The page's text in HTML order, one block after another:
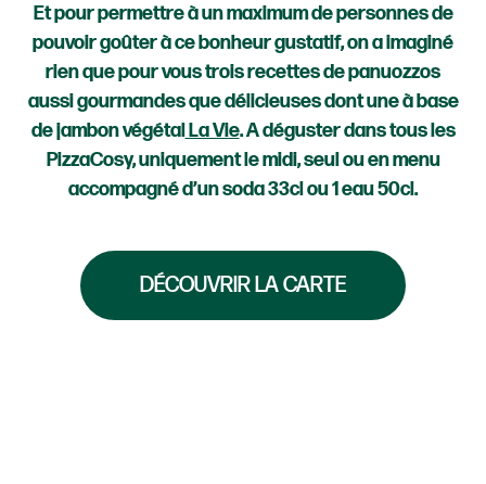
Et pour permettre à un maximum de personnes de
pouvoir goûter à ce bonheur gustatif, on a imaginé
rien que pour vous trois recettes de panuozzos
aussi gourmandes que délicieuses dont une à base
de jambon végétalLa Vie. A déguster dans tous les
PizzaCosy, uniquement le midi, seul ou en menu
accompagné d’un soda 33cl ou 1 eau 50cl.
DÉCOUVRIR LA CARTE